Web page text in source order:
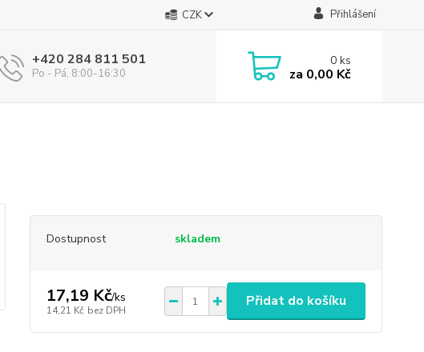
CZK Přihlášení
+420 284 811 501
Po - Pá, 8:00-16:30
0ks
za 0,00 Kč
Dostupnost skladem
17,19 Kč/ks
14,21 Kč bez DPH
Přidat do košíku